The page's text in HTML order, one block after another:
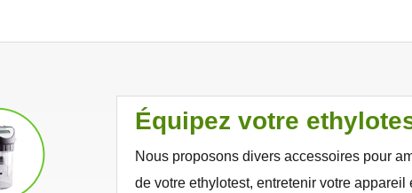
Équipez votre
Nous proposons divers accessoires pour
de votre ethylotest, entretenir votre